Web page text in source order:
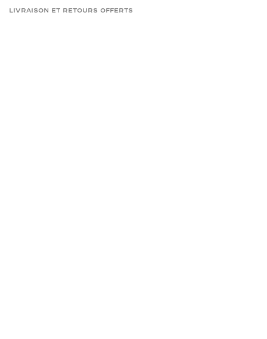
Livraison et retours offerts